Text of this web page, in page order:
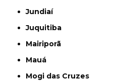
Jundiaí
Juquitiba
Mairiporã
Mauá
Mogi das Cruzes